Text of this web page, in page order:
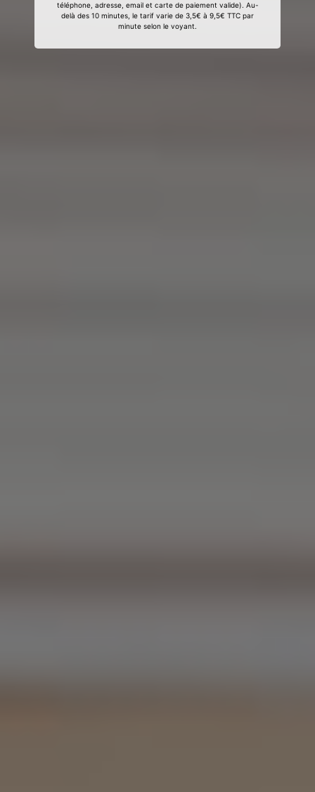
téléphone, adresse, email et carte de paiement valide). Au-
delà des 10 minutes, le tarif varie de 3,5€ à 9,5€ TTC par
minute selon le voyant.